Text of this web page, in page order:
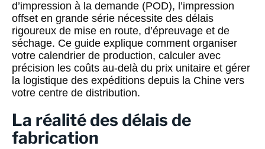
d’impression à la demande (POD), l’impression
offset en grande série nécessite des délais
rigoureux de mise en route, d’épreuvage et de
séchage. Ce guide explique comment organiser
votre calendrier de production, calculer avec
précision les coûts au-delà du prix unitaire et gérer
la logistique des expéditions depuis la Chine vers
votre centre de distribution.
La réalité des délais de
fabrication